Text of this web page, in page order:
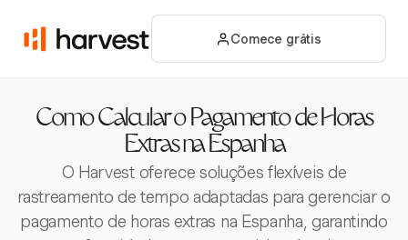
Comece grátis
Como Calcular o Pagamento de Horas
Extras na Espanha
O Harvest oferece soluções flexíveis de
rastreamento de tempo adaptadas para gerenciar o
pagamento de horas extras na Espanha, garantindo